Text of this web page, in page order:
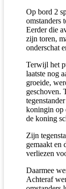
Op bord 2
omstanders
Eerder die
zijn toren,
onderschat
Terwijl het
laatste nog
groeide,
geschoven.
koningin op
de koning
Zijn
gemaakt en
verliezen
Daarmee
Achteraf